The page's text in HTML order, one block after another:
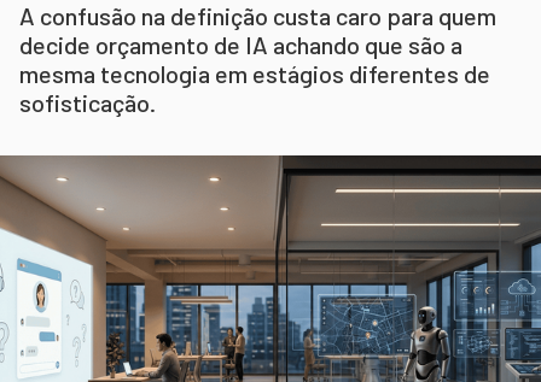
A confusão na definição custa caro para quem
decide orçamento de IA achando que são a
mesma tecnologia em estágios diferentes de
sofisticação.